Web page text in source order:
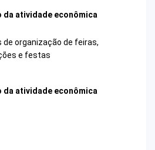
da atividade econômica
de organização de feiras,
e festas
da atividade econômica